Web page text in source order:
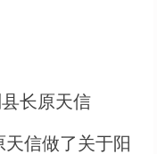
长原天信
信做了关于阳